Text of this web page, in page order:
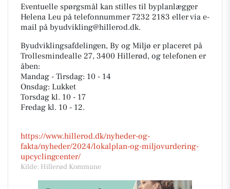
Eventuelle spørgsmål kan stilles til byplanlægger
Helena Leu på telefonnummer 7232 2183 eller via e-
mail på byudvikling@hillerod.dk.
Byudviklingsafdelingen, By og Miljø er placeret på
Trollesmindealle 27, 3400 Hillerød, og telefonen er
åben:
Mandag - Tirsdag: 10 - 14
Onsdag: Lukket
Torsdag kl. 10 - 17
Fredag kl. 10 - 12.
https://www.hillerod.dk/nyheder-og-
fakta/nyheder/2024/lokalplan-og-miljovurdering-
upcyclingcenter/
Kilde: Hillerød Kommune